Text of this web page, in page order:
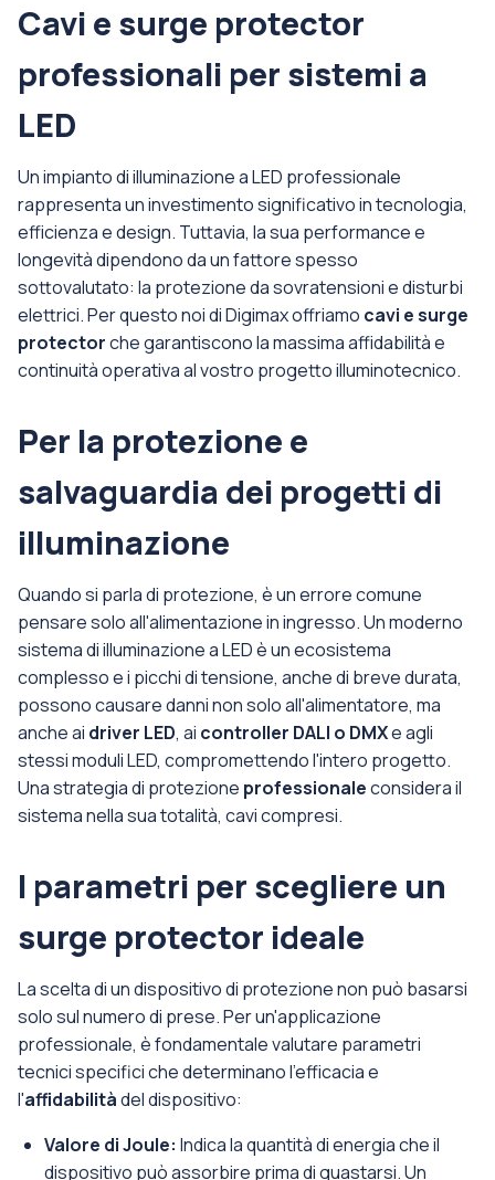
Cavi e surge protector
professionali per sistemi a
LED
Un impianto di illuminazione a LED professionale
rappresenta un investimento significativo in tecnologia,
efficienza e design. Tuttavia, la sua performance e
longevità dipendono da un fattore spesso
sottovalutato: la protezione da sovratensioni e disturbi
elettrici. Per questo noi di Digimax offriamo cavi e surge
protectorche garantiscono la massima affidabilità e
continuità operativa al vostro progetto illuminotecnico.
Per la protezione e
salvaguardia dei progetti di
illuminazione
Quando si parla di protezione, è un errore comune
pensare solo all'alimentazione in ingresso. Un moderno
sistema di illuminazione a LED è un ecosistema
complesso e i picchi di tensione, anche di breve durata,
possono causare danni non solo all'alimentatore, ma
anche ai driver LED, ai controller DALI o DMXe agli
stessi moduli LED, compromettendo l'intero progetto.
Una strategia di protezione professionaleconsidera il
sistema nella sua totalità, cavi compresi.
I parametri per scegliere un
surge protector ideale
La scelta di un dispositivo di protezione non può basarsi
solo sul numero di prese. Per un'applicazione
professionale, è fondamentale valutare parametri
tecnici specifici che determinano l'efficacia e
l'affidabilitàdel dispositivo:
Valore di Joule: Indica la quantità di energia che il
dispositivo può assorbire prima di guastarsi. Un